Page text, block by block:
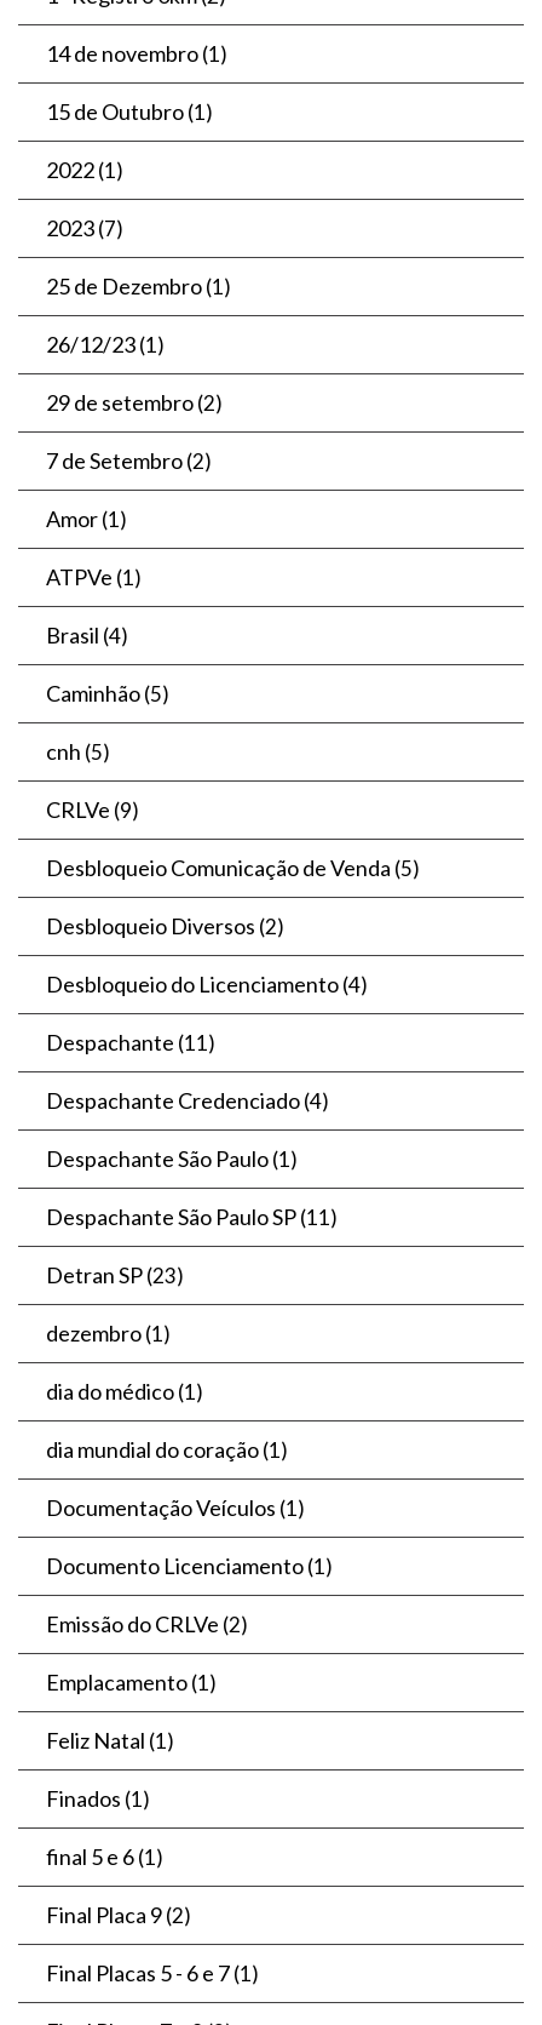
14 de novembro(1)
15 de Outubro(1)
2022(1)
2023(7)
25 de Dezembro(1)
26/12/23(1)
29 de setembro(2)
7 de Setembro(2)
Amor(1)
ATPVe (1)
Brasil (4)
Caminhão(5)
cnh (5)
CRLVe (9)
Desbloqueio Comunicação de Venda (5)
Desbloqueio Diversos (2)
Desbloqueio do Licenciamento(4)
Despachante (11)
Despachante Credenciado(4)
Despachante São Paulo(1)
Despachante São Paulo SP(11)
Detran SP(23)
dezembro(1)
dia do médico(1)
dia mundial do coração(1)
Documentação Veículos (1)
Documento Licenciamento(1)
Emissão do CRLVe (2)
Emplacamento(1)
Feliz Natal (1)
Finados (1)
final 5 e 6(1)
Final Placa 9(2)
Final Placas 5 - 6 e 7(1)